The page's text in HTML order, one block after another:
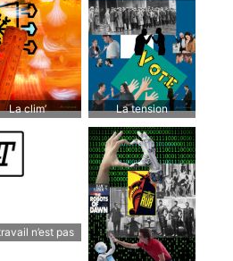
La clim’
La tension
économique nous
monte les uns contre
les autres
n’est pas